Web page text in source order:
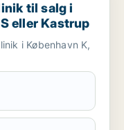
til salg i
eller Kastrup
i København K,